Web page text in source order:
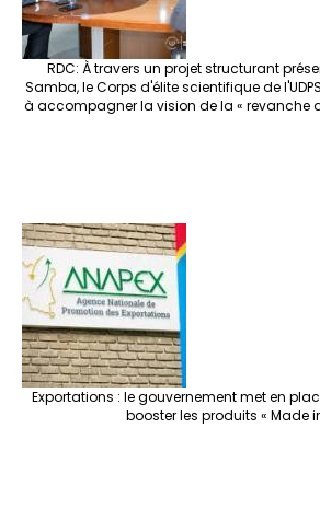
RDC: À travers un projet structurant
Samba, le Corps d'élite scientifique de
à accompagner la vision de la « revanche
Exportations : le gouvernement met en
booster les produits « Made